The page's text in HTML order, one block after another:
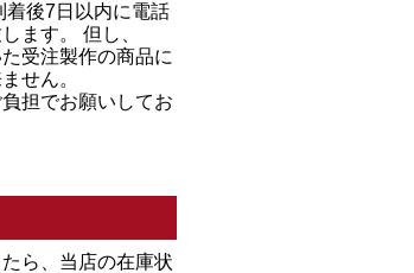
着後7日以内に電話
ます。 但し、
受注製作の商品に
せん。
担でお願いしてお
ら、当店の在庫状